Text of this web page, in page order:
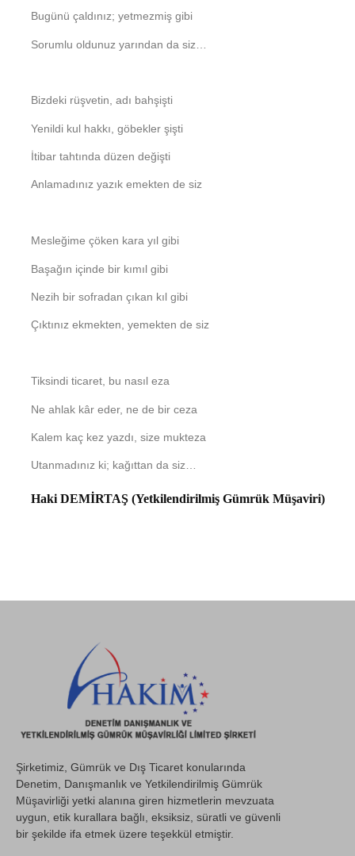
Bugünü çaldınız; yetmezmiş gibi
Sorumlu oldunuz yarından da siz…
Bizdeki rüşvetin, adı bahşişti
Yenildi kul hakkı, göbekler şişti
İtibar tahtında düzen değişti
Anlamadınız yazık emekten de siz
Mesleğime çöken kara yıl gibi
Başağın içinde bir kımıl gibi
Nezih bir sofradan çıkan kıl gibi
Çıktınız ekmekten, yemekten de siz
Tiksindi ticaret, bu nasıl eza
Ne ahlak kâr eder, ne de bir ceza
Kalem kaç kez yazdı, size mukteza
Utanmadınız ki; kağıttan da siz…
Haki DEMİRTAŞ (Yetkilendirilmiş Gümrük Müşaviri)
Şirketimiz, Gümrük ve Dış Ticaret konularında
Denetim, Danışmanlık ve Yetkilendirilmiş Gümrük
Müşavirliği yetki alanına giren hizmetlerin mevzuata
uygun, etik kurallara bağlı, eksiksiz, süratli ve güvenli
bir şekilde ifa etmek üzere teşekkül etmiştir.